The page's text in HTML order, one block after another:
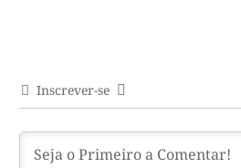
Inscrever-se